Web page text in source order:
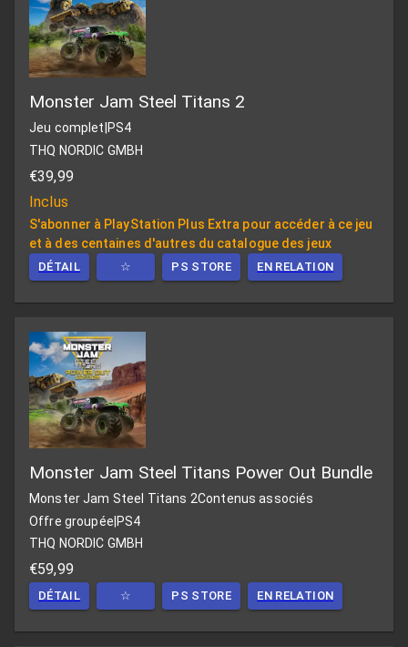
Monster Jam Steel Titans 2
Jeu complet PS4
THQ NORDIC GMBH
€39,99
Inclus
S'abonner à PlayStation Plus Extra pour accéder à ce jeu
et à des centaines d'autres du catalogue des jeux
DÉTAIL ☆ PS STORE EN RELATION
Monster Jam Steel Titans Power Out Bundle
Monster Jam Steel Titans 2Contenus associés
Offre groupée|PS4
THQ NORDIC GMBH
€59,99
DÉTAIL ☆ PS STORE EN RELATION